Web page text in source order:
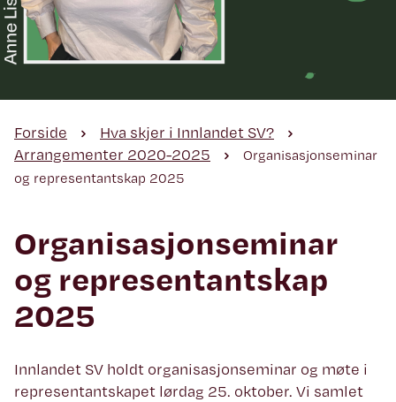
Forside
Hva skjer i Innlandet SV?
Arrangementer 2020-2025
Organisasjonseminar
og representantskap 2025
Organisasjonseminar
og representantskap
2025
Innlandet SV holdt organisasjonseminar og møte i
representantskapet lørdag 25. oktober. Vi samlet